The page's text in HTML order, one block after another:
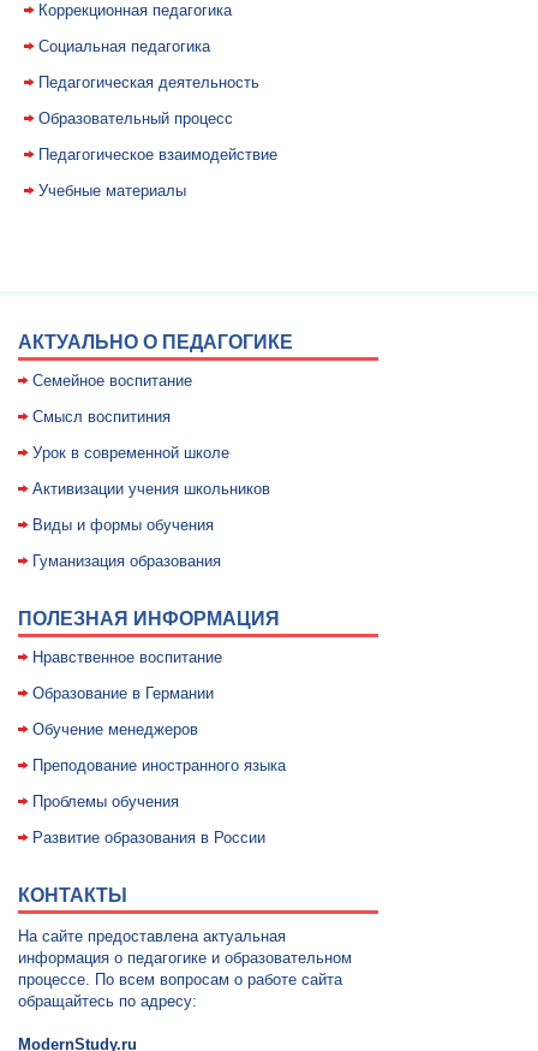
Коррекционная педагогика
Социальная педагогика
Педагогическая деятельность
Образовательный процесс
Педагогическое взаимодействие
Учебные материалы
АКТУАЛЬНО О ПЕДАГОГИКЕ
Семейное воспитание
Смысл воспитиния
Уpок в совpеменной школе
Активизации учения школьников
Виды и формы обучения
Гуманизация образования
ПОЛЕЗНАЯ ИНФОРМАЦИЯ
Нравственное воспитание
Образование в Германии
Обучение менеджеров
Преподование иностранного языка
Проблемы обучения
Развитие образования в России
КОНТАКТЫ
На сайте предоставлена актуальная
информация о педагогике и образовательном
процессе. По всем вопросам о работе сайта
обращайтесь по адресу:
ModernStudy.ru